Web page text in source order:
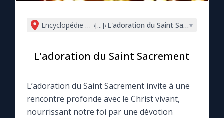
La newsletter
La vidéo de la semaine
Le magazine
Encyclopédie mariale
›[...]›L'adoration du Saint Sacrement
▾
L'adoration du Saint Sacrement
L’adoration du Saint Sacrement invite à une
rencontre profonde avec le Christ vivant,
nourrissant notre foi par une dévotion